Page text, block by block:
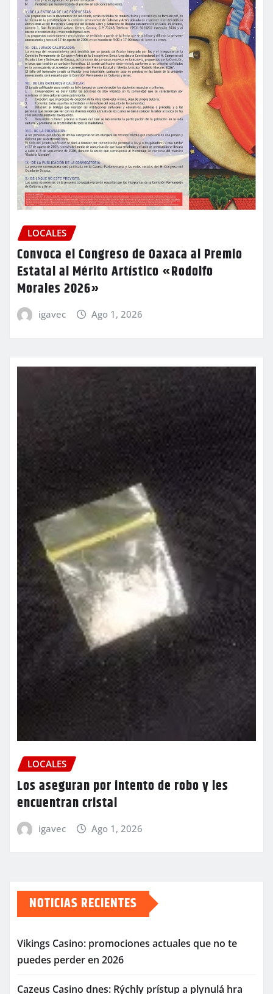
LOCALES
Convoca el Congreso de Oaxaca al Premio
Estatal al Mérito Artístico «Rodolfo
Morales 2026»
igavec Ago 1, 2026
LOCALES
Los aseguran por intento de robo y les
encuentran cristal
igavec Ago 1, 2026
NOTICIAS RECIENTES
Vikings Casino: promociones actuales que no te
puedes perder en 2026
Cazeus Casino dnes: Rýchly prístup a plynulá hra